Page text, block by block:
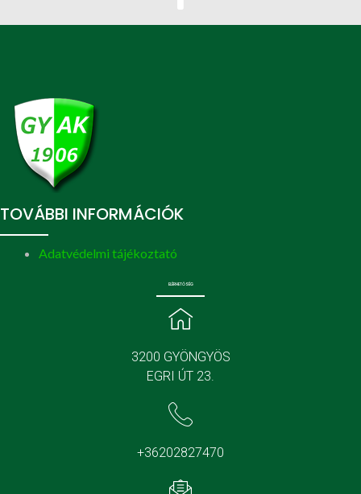
TOVÁBBI INFORMÁCIÓK
Adatvédelmi tájékoztató
ELÉRHETŐSÉG
3200 GYÖNGYÖS
EGRI ÚT 23.
+36202827470